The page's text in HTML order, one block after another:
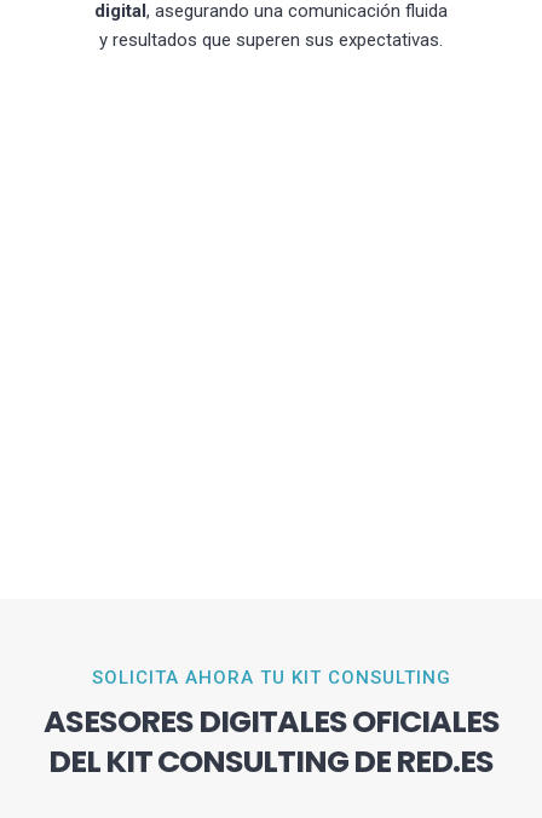
digital, asegurando una comunicación fluida
y resultados que superen sus expectativas.
SOLICITA AHORA TU KIT CONSULTING
ASESORES DIGITALES OFICIALES
DEL KIT CONSULTING DE RED.ES